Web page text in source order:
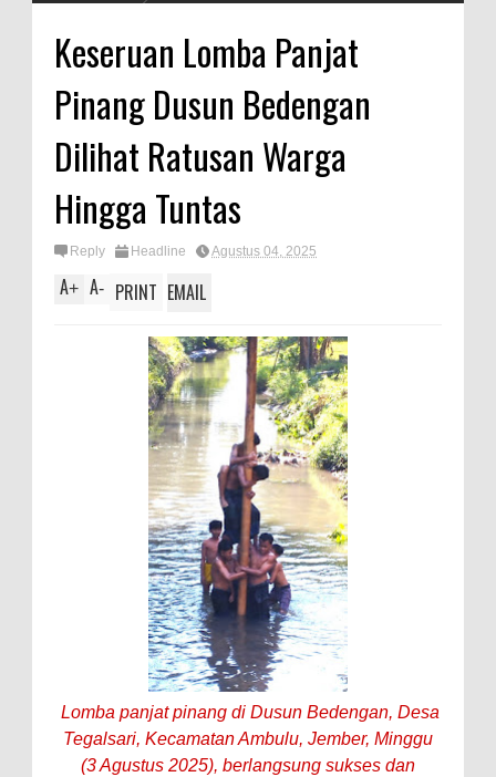
Kodim 0824
Keseruan Lomba Panjat
Pinang Dusun Bedengan
Dilihat Ratusan Warga
Hingga Tuntas
Reply Headline Agustus 04, 2025
A+ A- PRINT EMAIL
Lomba panjat pinang di Dusun Bedengan, Desa
Tegalsari, Kecamatan Ambulu, Jember, Minggu
(3 Agustus 2025), berlangsung sukses dan